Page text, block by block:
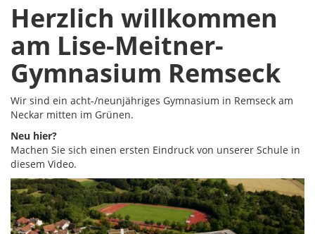
Herzlich willkommen
am Lise-Meitner-
Gymnasium Remseck
Wir sind ein acht-/neunjähriges Gymnasium in Remseck am
Neckar mitten im Grünen.
Neu hier?
Machen Sie sich einen ersten Eindruck von unserer Schule in
diesem Video.